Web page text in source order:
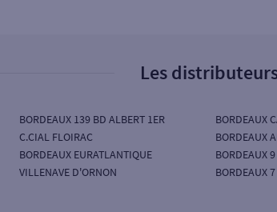
Les
BORDEAUX 139 BD ALBERT 1ER
C.CIAL FLOIRAC
BORDEAUX EURATLANTIQUE
VILLENAVE D'ORNON
BORDEAUX
BORDEAUX
BORDEAUX
BORDEAUX